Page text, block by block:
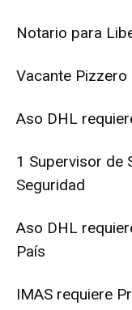
Notario para
Vacante Pizzero
Aso DHL
1 Supervisor de
Seguridad
Aso DHL
País
IMAS requiere